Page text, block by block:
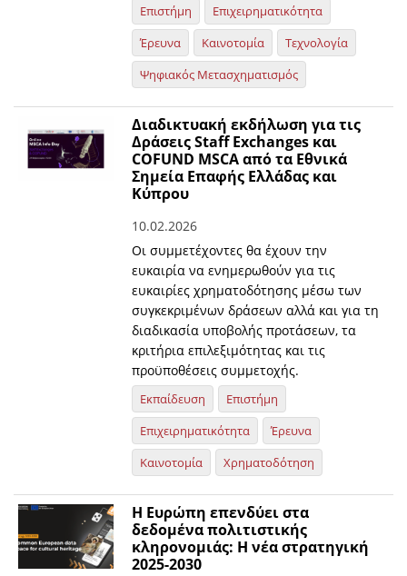
Επιστήμη
Επιχειρηματικότητα
Έρευνα
Καινοτομία
Τεχνολογία
Ψηφιακός Μετασχηματισμός
Διαδικτυακή εκδήλωση για τις
Δράσεις Staff Exchanges και
COFUND MSCA από τα Εθνικά
Σημεία Επαφής Ελλάδας και
Κύπρου
10.02.2026
Οι συμμετέχοντες θα έχουν την
ευκαιρία να ενημερωθούν για τις
ευκαιρίες χρηματοδότησης μέσω των
συγκεκριμένων δράσεων αλλά και για τη
διαδικασία υποβολής προτάσεων, τα
κριτήρια επιλεξιμότητας και τις
προϋποθέσεις συμμετοχής.
Εκπαίδευση
Επιστήμη
Επιχειρηματικότητα
Έρευνα
Καινοτομία
Χρηματοδότηση
Η Ευρώπη επενδύει στα
δεδομένα πολιτιστικής
κληρονομιάς: H νέα στρατηγική
2025-2030